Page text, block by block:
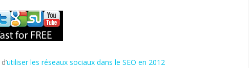
utiliser les réseaux sociaux dans le SEO en 2012